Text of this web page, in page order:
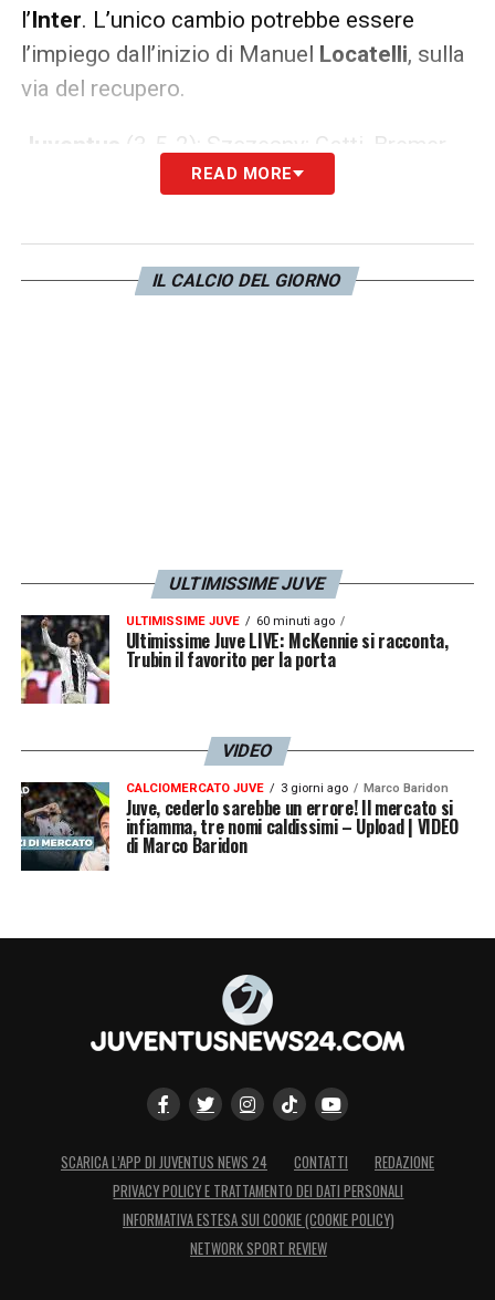
l’Inter. L’unico cambio potrebbe essere
l’impiego dall’inizio di Manuel Locatelli, sulla
via del recupero.
Juventus
(3-5-2): Szczesny; Gatti, Bremer,
Rugani; Cambiaso, McKennie, Locatelli,
LA PLAYLIST DELLE NOSTRE TOP NEWS
READ MORE
IL CALCIO DEL GIORNO
ULTIMISSIME JUVE
ULTIMISSIME JUVE 60 minuti ago
Ultimissime Juve LIVE: McKennie si racconta,
Trubin il favorito per la porta
VIDEO
CALCIOMERCATO JUVE 3 giorni ago Marco Baridon
Juve, cederlo sarebbe un errore! Il mercato si
infiamma, tre nomi caldissimi – Upload | VIDEO
di Marco Baridon
SCARICA L’APP DI JUVENTUS NEWS 24 CONTATTI
REDAZIONE
PRIVACY POLICY E TRATTAMENTO DEI DATI PERSONALI
INFORMATIVA ESTESA SUI COOKIE (COOKIE POLICY)
NETWORK SPORT REVIEW